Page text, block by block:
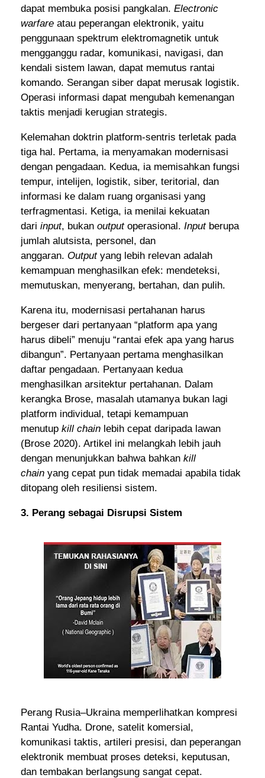
dapat membuka posisi pangkalan.Electronic
warfare atau peperangan elektronik, yaitu
penggunaan spektrum elektromagnetik untuk
mengganggu radar, komunikasi, navigasi, dan
kendali sistem lawan, dapat memutus rantai
komando. Serangan siber dapat merusak logistik.
Operasi informasi dapat mengubah kemenangan
taktis menjadi kerugian strategis.
Kelemahan doktrin platform-sentris terletak pada
tiga hal. Pertama, ia menyamakan modernisasi
dengan pengadaan. Kedua, ia memisahkan fungsi
tempur, intelijen, logistik, siber, teritorial, dan
informasi ke dalam ruang organisasi yang
terfragmentasi. Ketiga, ia menilai kekuatan
dariinput, bukanoutputoperasional. Inputberupa
jumlah alutsista, personel, dan
anggaran. Outputyang lebih relevan adalah
kemampuan menghasilkan efek: mendeteksi,
memutuskan, menyerang, bertahan, dan pulih.
Karena itu, modernisasi pertahanan harus
bergeser dari pertanyaan “platform apa yang
harus dibeli” menuju “rantai efek apa yang harus
dibangun”. Pertanyaan pertama menghasilkan
daftar pengadaan. Pertanyaan kedua
menghasilkan arsitektur pertahanan. Dalam
kerangka Brose, masalah utamanya bukan lagi
platform individual, tetapi kemampuan
menutupkill chain lebih cepat daripada lawan
(Brose 2020). Artikel ini melangkah lebih jauh
dengan menunjukkan bahwa bahkankill
chain yang cepat pun tidak memadai apabila tidak
ditopang oleh resiliensi sistem.
3. Perang sebagai Disrupsi Sistem
Perang Rusia–Ukraina memperlihatkan kompresi
Rantai Yudha. Drone, satelit komersial,
komunikasi taktis, artileri presisi, dan peperangan
elektronik membuat proses deteksi, keputusan,
dan tembakan berlangsung sangat cepat.